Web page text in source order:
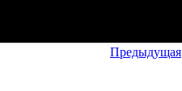
Предыдущая